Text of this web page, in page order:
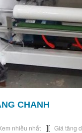
CHANH
nhiều nhất ][ Giá tăng